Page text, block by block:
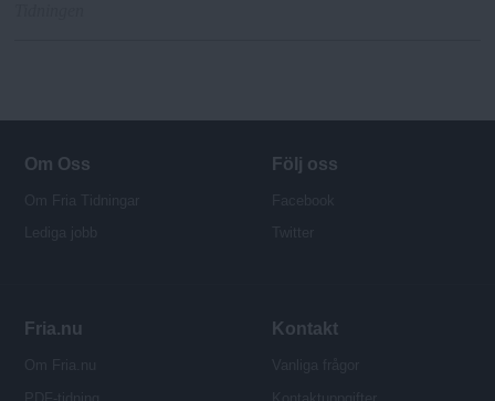
Om Oss Följ oss
Fria.nu Kontakt